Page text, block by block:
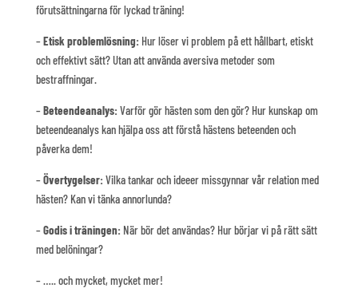
förutsättningarna för lyckad träning!
–Etisk problemlösning: Hur löser vi problem på ett hållbart, etiskt
och effektivt sätt? Utan att använda aversiva metoder som
bestraffningar.
–Beteendeanalys: Varför gör hästen som den gör? Hur kunskap om
beteendeanalys kan hjälpa oss att förstå hästens beteenden och
påverka dem!
–Övertygelser: Vilka tankar och ideeer missgynnar vår relation med
hästen? Kan vi tänka annorlunda?
–Godis i träningen: När bör det användas? Hur börjar vi på rätt sätt
med belöningar?
– ….. och mycket, mycket mer!